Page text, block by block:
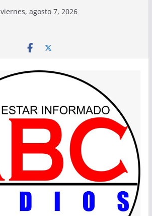
viernes, agosto 7, 2026